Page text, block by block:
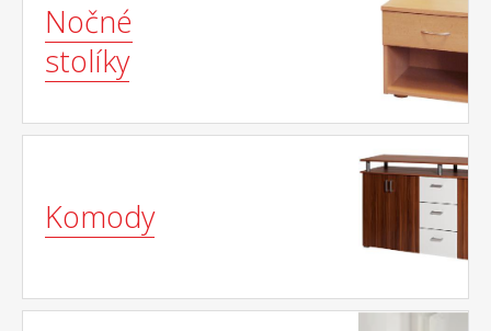
Nočné
stolíky
Komody